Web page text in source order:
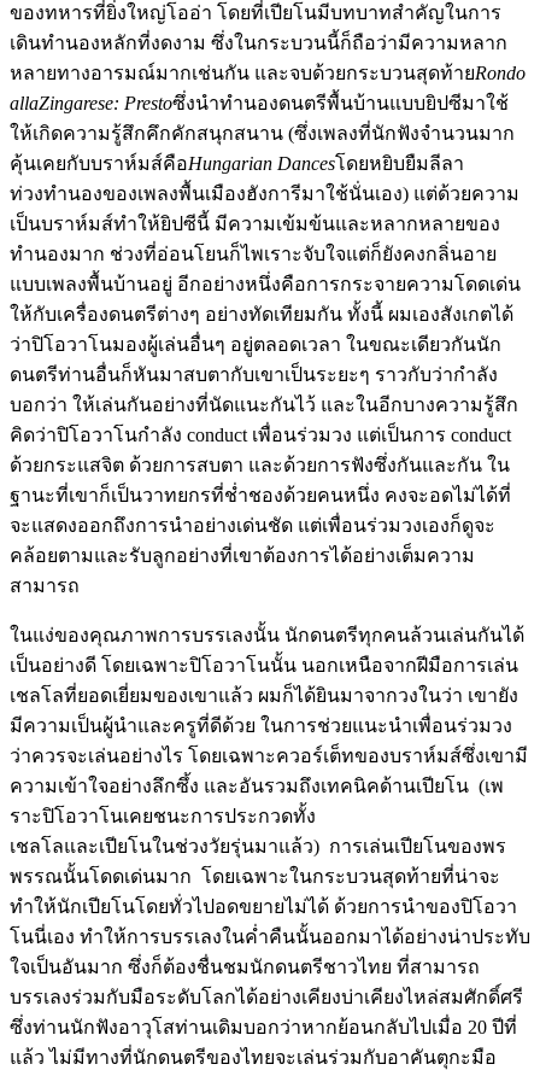
ของทหารที่ยิ่งใหญ่โออ่า โดยที่เปียโนมีบทบาทสำคัญในการ
เดินทำนองหลักที่งดงาม ซึ่งในกระบวนนี้ก็ถือว่ามีความหลาก
หลายทางอารมณ์มากเช่นกัน และจบด้วยกระบวนสุดท้ายRondo
allaZingarese: Prestoซึ่งนำทำนองดนตรีพื้นบ้านแบบยิปซีมาใช้
ให้เกิดความรู้สึกคึกคักสนุกสนาน (ซึ่งเพลงที่นักฟังจำนวนมาก
คุ้นเคยกับบราห์มส์คือHungarian Dancesโดยหยิบยืมลีลา
ท่วงทำนองของเพลงพื้นเมืองฮังการีมาใช้นั่นเอง) แต่ด้วยความ
เป็นบราห์มส์ทำให้ยิปซีนี้ มีความเข้มข้นและหลากหลายของ
ทำนองมาก ช่วงที่อ่อนโยนก็ไพเราะจับใจแต่ก็ยังคงกลิ่นอาย
แบบเพลงพื้นบ้านอยู่ อีกอย่างหนึ่งคือการกระจายความโดดเด่น
ให้กับเครื่องดนตรีต่างๆ อย่างทัดเทียมกัน ทั้งนี้ ผมเองสังเกตได้
ว่าปิโอวาโนมองผู้เล่นอื่นๆ อยู่ตลอดเวลา ในขณะเดียวกันนัก
ดนตรีท่านอื่นก็หันมาสบตากับเขาเป็นระยะๆ ราวกับว่ากำลัง
บอกว่า ให้เล่นกันอย่างที่นัดแนะกันไว้ และในอีกบางความรู้สึก
คิดว่าปิโอวาโนกำลัง conduct เพื่อนร่วมวง แต่เป็นการ conduct
ด้วยกระแสจิต ด้วยการสบตา และด้วยการฟังซึ่งกันและกัน ใน
ฐานะที่เขาก็เป็นวาทยกรที่ช่ำชองด้วยคนหนึ่ง คงจะอดไม่ได้ที่
จะแสดงออกถึงการนำอย่างเด่นชัด แต่เพื่อนร่วมวงเองก็ดูจะ
คล้อยตามและรับลูกอย่างที่เขาต้องการได้อย่างเต็มความ
สามารถ
ในแง่ของคุณภาพการบรรเลงนั้น นักดนตรีทุกคนล้วนเล่นกันได้
เป็นอย่างดี โดยเฉพาะปิโอวาโนนั้น นอกเหนือจากฝีมือการเล่น
เชลโลที่ยอดเยี่ยมของเขาแล้ว ผมก็ได้ยินมาจากวงในว่า เขายัง
มีความเป็นผู้นำและครูที่ดีด้วย ในการช่วยแนะนำเพื่อนร่วมวง
ว่าควรจะเล่นอย่างไร โดยเฉพาะควอร์เต็ทของบราห์มส์ซึ่งเขามี
ความเข้าใจอย่างลึกซึ้ง และอันรวมถึงเทคนิคด้านเปียโน (เพ
ราะปิโอวาโนเคยชนะการประกวดทั้ง
เชลโลและเปียโนในช่วงวัยรุ่นมาแล้ว) การเล่นเปียโนของพร
พรรณนั้นโดดเด่นมาก โดยเฉพาะในกระบวนสุดท้ายที่น่าจะ
ทำให้นักเปียโนโดยทั่วไปอดขยายไม่ได้ ด้วยการนำของปิโอวา
โนนี่เอง ทำให้การบรรเลงในค่ำคืนนั้นออกมาได้อย่างน่าประทับ
ใจเป็นอันมาก ซึ่งก็ต้องชื่นชมนักดนตรีชาวไทย ที่สามารถ
บรรเลงร่วมกับมือระดับโลกได้อย่างเคียงบ่าเคียงไหล่สมศักดิ์ศรี
ซึ่งท่านนักฟังอาวุโสท่านเดิมบอกว่าหากย้อนกลับไปเมื่อ 20 ปีที่
แล้ว ไม่มีทางที่นักดนตรีของไทยจะเล่นร่วมกับอาคันตุกะมือ